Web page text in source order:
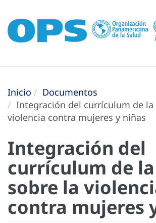
Inicio
Documentos
Integración del currículum de la
violencia contra mujeres y niñas
Integración del
currículum de la
sobre la
contra mujeres